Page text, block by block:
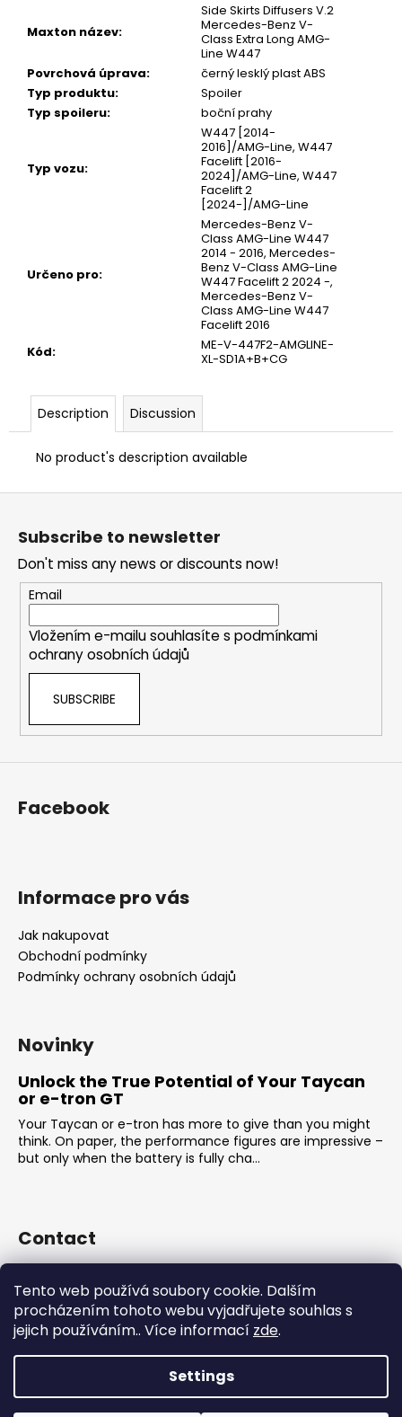
Tento web používá soubory cookie. Dalším
procházením tohoto webu vyjadřujete souhlas s
jejich používáním.. Více informací zde.
Settings
Maxton název:
Side Skirts Diffusers V.2
Mercedes-Benz V-
Class Extra Long AMG-
Line W447
Povrchová úprava:
černý lesklý plast ABS
Typ produktu:
Spoiler
Typ spoileru: boční prahy
Typ vozu:
W447 [2014-
2016]/AMG-Line, W447
Facelift [2016-
2024]/AMG-Line, W447
Facelift 2
[2024-]/AMG-Line
Určeno pro:
Mercedes-Benz V-
Class AMG-Line W447
2014 - 2016, Mercedes-
Benz V-Class AMG-Line
W447 Facelift 2 2024 -,
Mercedes-Benz V-
Class AMG-Line W447
Facelift 2016
Kód:
ME-V-447F2-AMGLINE-
XL-SD1A+B+CG
Description Discussion
No product's description available
F
Subscribe to newsletter
Don't miss any news or discounts now!
Email
Vložením e-mailu souhlasíte s podmínkami
ochrany osobních údajů
SUBSCRIBE
Facebook
Informace pro vás
Jak nakupovat
Obchodní podmínky
Podmínky ochrany osobních údajů
Novinky
Unlock the True Potential of Your Taycan
or e-tron GT
Your Taycan or e-tron has more to give than you might
think. On paper, the performance figures are impressive –
but only when the battery is fully cha...
Contact
728737662
https://www.facebook.com/RSRCzech/
rsrperformance
Created by Shoptet